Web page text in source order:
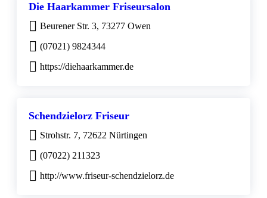
Die Haarkammer Friseursalon
Beurener Str. 3, 73277 Owen
(07021) 9824344
https://diehaarkammer.de
Schendzielorz Friseur
Strohstr. 7, 72622 Nürtingen
(07022) 211323
http://www.friseur-schendzielorz.de